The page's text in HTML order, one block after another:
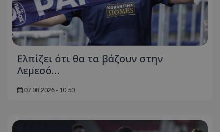
Ελπίζει ότι θα τα βάζουν στην
Λεμεσό…
07.08.2026 - 10:50